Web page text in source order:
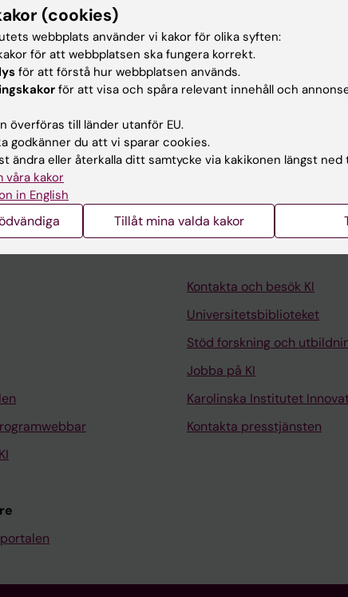
koordinator driver jag utveckling av internationella
avtalshantering samt integration av
i utbildningarna. Arbetet omfattar stöd
läkarprogrammet, kandidat- och
samt KI:s övriga globala magister- och
systemstödet Mobility-Online.
vid KI och bidrar till att utveckla strategiska
inom nätverket.
Kontakta och besök KI
Universitetsbiblioteket
Stöd forskning och
Jobba på KI
Karolinska Institutet
Kontakta presstjänsten
(cookies)
webbplats använder vi kakor för olika syften:
för att webbplatsen ska fungera korrekt.
för att förstå hur webbplatsen används.
för att visa och spåra relevant innehåll och
överföras till länder utanför EU.
godkänner du att vi sparar cookies.
ändra eller återkalla ditt samtycke via kakikonen längst
våra kakor
in English
Tillåt mina valda kakor